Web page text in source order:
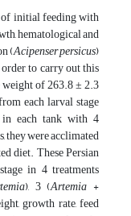
initial feeding with
hematological and
(Acipenser persicus)
to carry out this
weight of 263.8 ± 2.3
each larval stage
in each tank with 4
they were acclimated
diet. These Persian
in 4 treatments
), 3 (Artemia +
growth rate, feed